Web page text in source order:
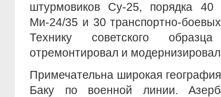
штурмовиков Су-25, порядка 40
Ми-24/35 и 30 транспортно-
Технику советского
отремонтировал и
Примечательна широкая
Баку по военной линии.